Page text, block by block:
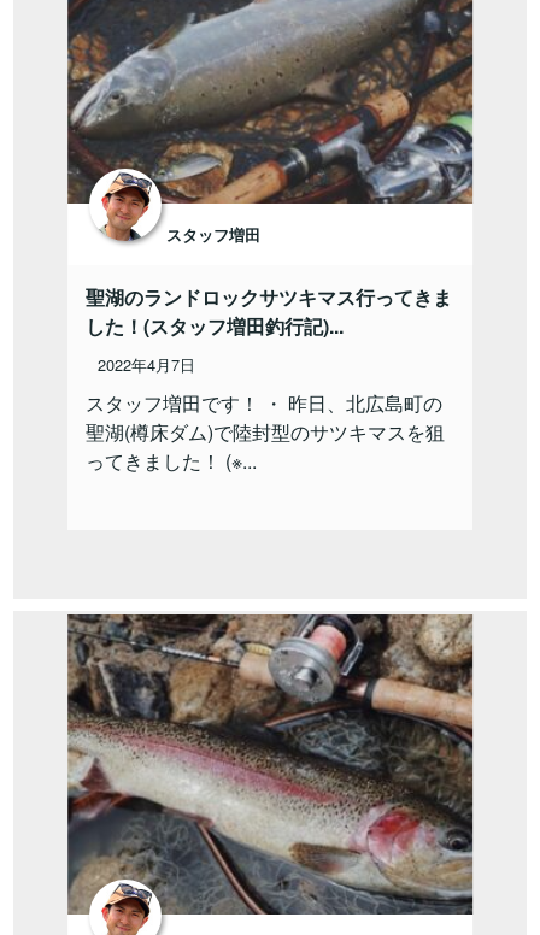
スタッフ増田
聖湖のランドロックサツキマス行ってきま
した！(スタッフ増田釣行記)...
2022年4月7日
スタッフ増田です！ ・ 昨日、北広島町の
聖湖(樽床ダム)で陸封型のサツキマスを狙
ってきました！ (※...